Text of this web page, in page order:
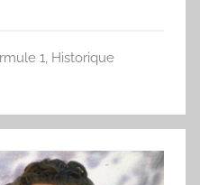
1, Historique